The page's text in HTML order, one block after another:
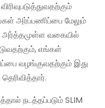
அர்ப்பணிப்பை மேலும்
அர்த்தமுள்ள வகையில்
எங்கள்
வழங்குவதற்கும் இது
நடத்தப்படும் SLIM